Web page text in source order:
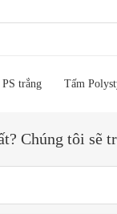
trắng Tấm
Chúng tôi sẽ